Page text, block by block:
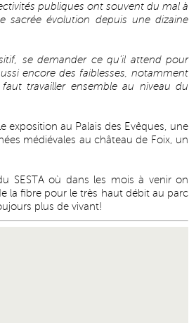
publiques ont souvent du mal à
sacrée évolution depuis une dizaine
se demander ce qu’il attend pour
encore des faiblesses, notamment
travailler ensemble au niveau du
exposition au Palais des Evêques, une
médiévales au château de Foix, un
SESTA où dans les mois à venir on
la fibre pour le très haut débit au parc
plus de vivant!